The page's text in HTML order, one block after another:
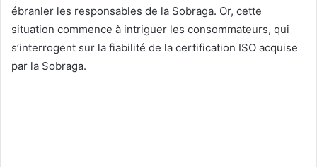
ébranler les responsables de la Sobraga. Or, cette
situation commence à intriguer les consommateurs, qui
s’interrogent sur la fiabilité de la certification ISO acquise
par la Sobraga.